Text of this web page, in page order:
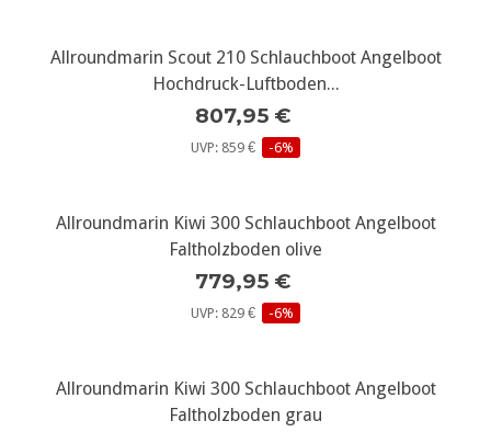
Allroundmarin Scout 210 Schlauchboot Angelboot
Hochdruck-Luftboden...
807,95 €
UVP: 859 € -6%
Allroundmarin Kiwi 300 Schlauchboot Angelboot
Faltholzboden olive
779,95 €
UVP: 829 € -6%
Allroundmarin Kiwi 300 Schlauchboot Angelboot
Faltholzboden grau